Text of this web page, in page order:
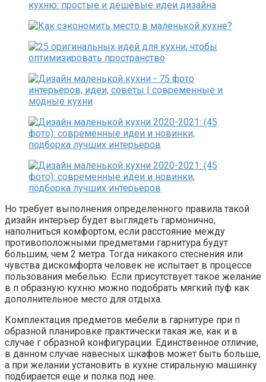
Но требует выполнения определенного правила такой
дизайн интерьер будет выглядеть гармонично,
наполниться комфортом, если расстояние между
противоположными предметами гарнитура будут
большим, чем 2 метра. Тогда никакого стеснения или
чувства дискомфорта человек не испытает в процессе
пользования мебелью. Если присутствует такое желание
в п образную кухню можно подобрать мягкий пуф как
дополнительное место для отдыха.
Комплектация предметов мебели в гарнитуре при п
образной планировке практически такая же, как и в
случае г образной конфигурации. Единственное отличие,
в данном случае навесных шкафов может быть больше,
а при желании установить в кухне стиральную машинку
подбирается еще и полка под нее.